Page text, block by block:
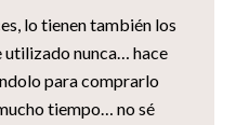
lo tienen también los
utilizado nunca… hace
para comprarlo
tiempo… no sé